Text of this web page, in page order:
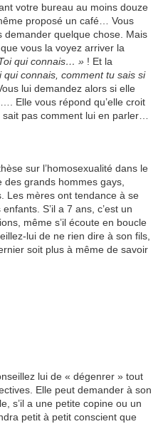
votre bureau au moins douze
proposé un café… Vous
demander quelque chose. Mais
vous la voyez arriver la
qui connais… » ! Et la
qui connais, comment tu sais si
lui demandez alors si elle
Elle vous répond qu’elle croit
pas comment lui en parler…
sur l’homosexualité dans le
grands hommes gays,
Les mères ont tendance à se
S’il a 7 ans, c’est un
même s’il écoute en boucle
lui de ne rien dire à son fils,
soit plus à même de savoir
lui de « dégenrer » tout
Elle peut demander à son
s’il a une petite copine ou un
petit à petit conscient que